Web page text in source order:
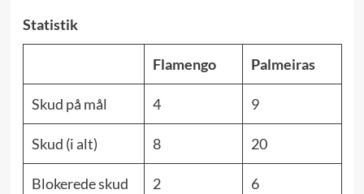
Statistik
Flamengo Palmeiras
Skud på mål 4 9
Skud (i alt) 8 20
Blokerede skud 2 6